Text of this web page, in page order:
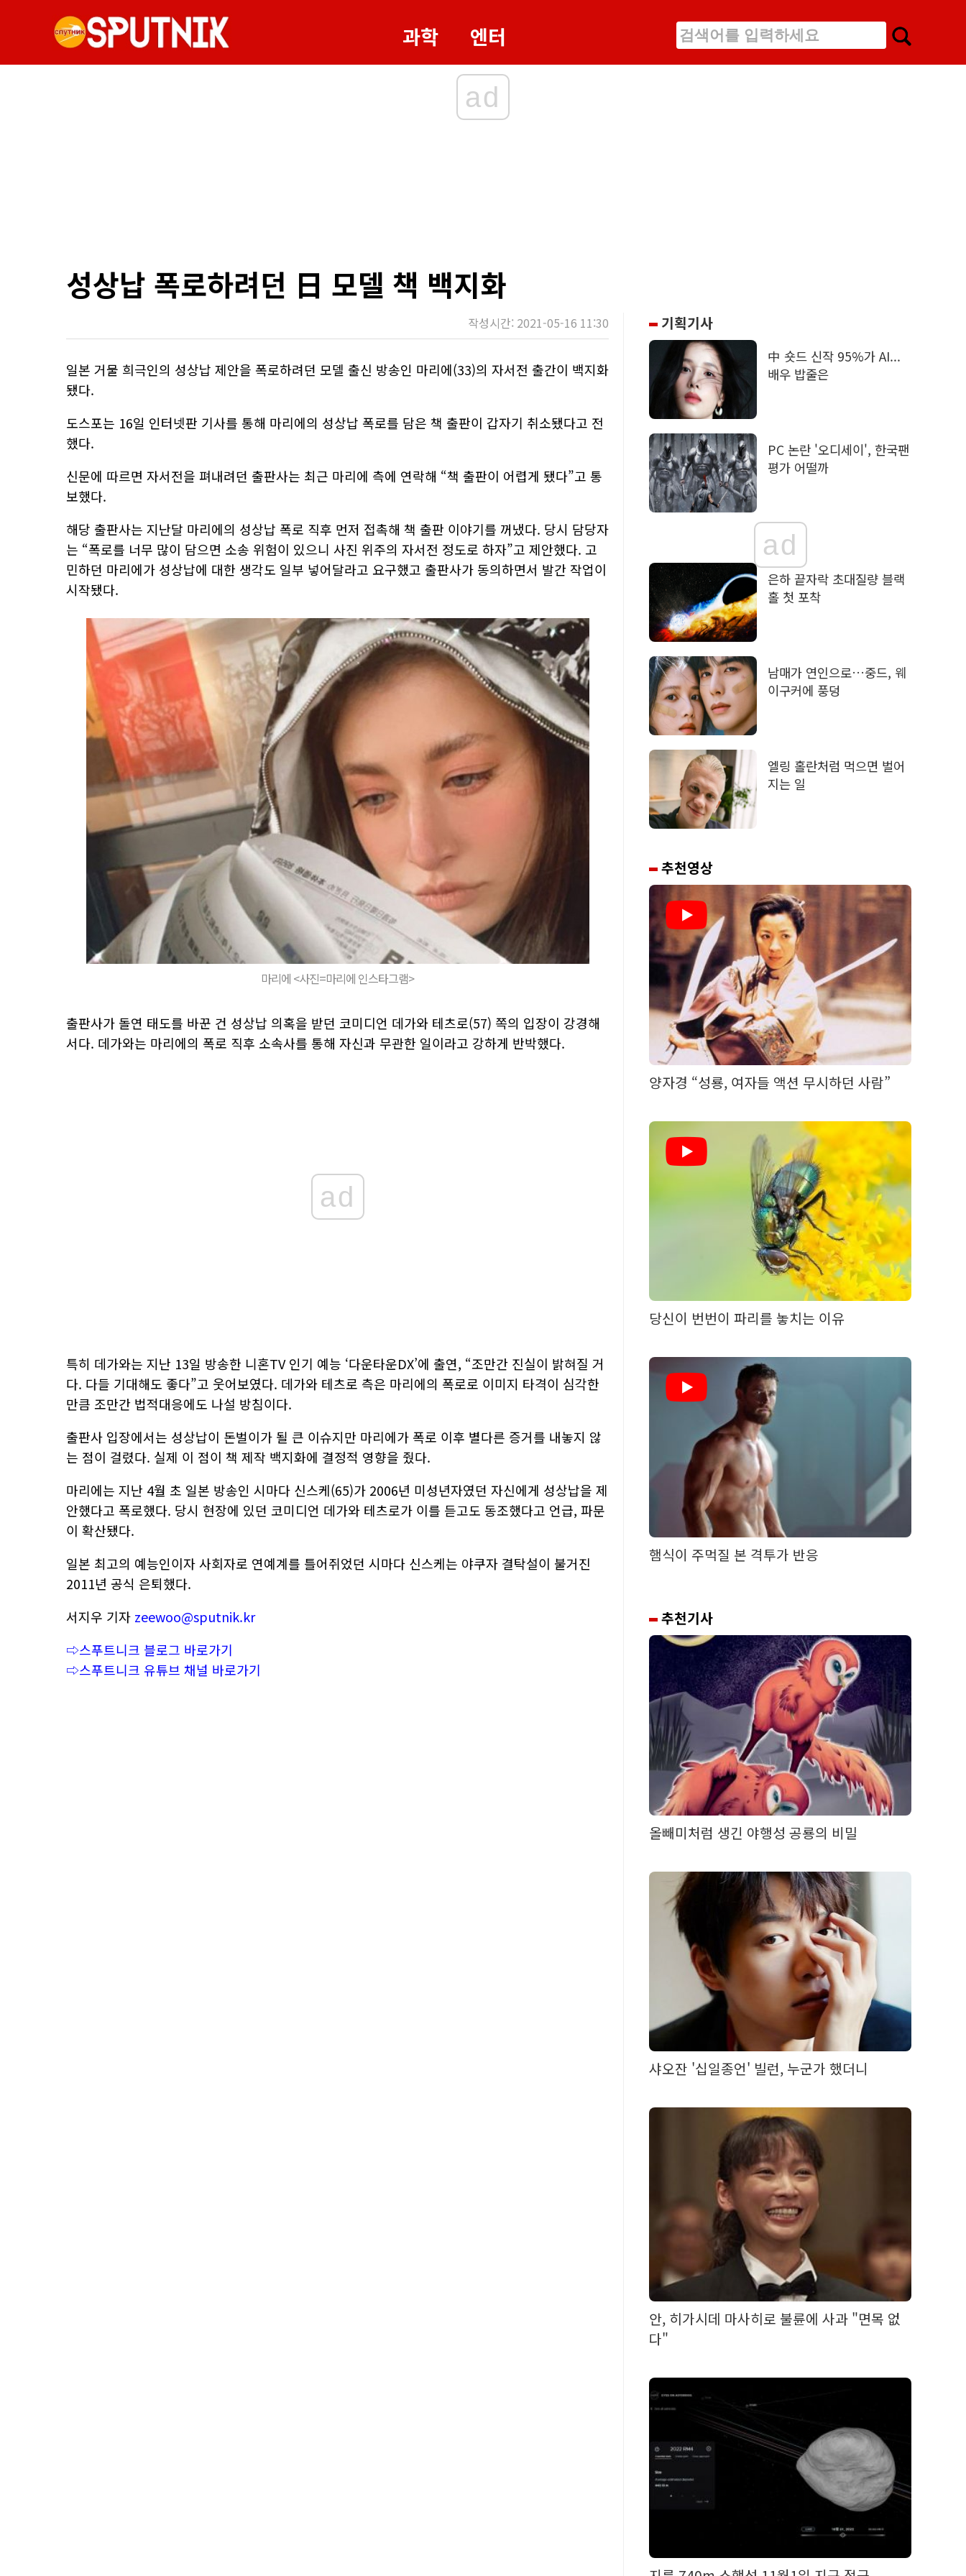
과학 엔터
ad
성상납 폭로하려던 日 모델 책 백지화
작성시간: 2021-05-16 11:30
일본 거물 희극인의 성상납 제안을 폭로하려던 모델 출신 방송인 마리에(33)의 자서전 출간이 백지화
됐다.
도스포는 16일 인터넷판 기사를 통해 마리에의 성상납 폭로를 담은 책 출판이 갑자기 취소됐다고 전
했다.
신문에 따르면 자서전을 펴내려던 출판사는 최근 마리에 측에 연락해 “책 출판이 어렵게 됐다”고 통
보했다.
해당 출판사는 지난달 마리에의 성상납 폭로 직후 먼저 접촉해 책 출판 이야기를 꺼냈다. 당시 담당자
는 “폭로를 너무 많이 담으면 소송 위험이 있으니 사진 위주의 자서전 정도로 하자”고 제안했다. 고
민하던 마리에가 성상납에 대한 생각도 일부 넣어달라고 요구했고 출판사가 동의하면서 발간 작업이
시작됐다.
마리에 <사진=마리에 인스타그램>
출판사가 돌연 태도를 바꾼 건 성상납 의혹을 받던 코미디언 데가와 테츠로(57) 쪽의 입장이 강경해
서다. 데가와는 마리에의 폭로 직후 소속사를 통해 자신과 무관한 일이라고 강하게 반박했다.
ad
특히 데가와는 지난 13일 방송한 니혼TV 인기 예능 ‘다운타운DX’에 출연, “조만간 진실이 밝혀질 거
다. 다들 기대해도 좋다”고 웃어보였다. 데가와 테츠로 측은 마리에의 폭로로 이미지 타격이 심각한
만큼 조만간 법적대응에도 나설 방침이다.
출판사 입장에서는 성상납이 돈벌이가 될 큰 이슈지만 마리에가 폭로 이후 별다른 증거를 내놓지 않
는 점이 걸렸다. 실제 이 점이 책 제작 백지화에 결정적 영향을 줬다.
마리에는 지난 4월 초 일본 방송인 시마다 신스케(65)가 2006년 미성년자였던 자신에게 성상납을 제
안했다고 폭로했다. 당시 현장에 있던 코미디언 데가와 테츠로가 이를 듣고도 동조했다고 언급, 파문
이 확산됐다.
일본 최고의 예능인이자 사회자로 연예계를 틀어쥐었던 시마다 신스케는 야쿠자 결탁설이 불거진
2011년 공식 은퇴했다.
서지우 기자 zeewoo@sputnik.kr
⇨스푸트니크 블로그 바로가기
⇨스푸트니크 유튜브 채널 바로가기
기획기사
中 숏드 신작 95%가 AI...
배우 밥줄은
PC 논란 '오디세이', 한국팬
평가 어떨까
ad
은하 끝자락 초대질량 블랙
홀 첫 포착
남매가 연인으로…중드, 웨
이구커에 풍덩
엘링 홀란처럼 먹으면 벌어
지는 일
추천영상
양자경 “성룡, 여자들 액션 무시하던 사람”
당신이 번번이 파리를 놓치는 이유
햄식이 주먹질 본 격투가 반응
추천기사
올빼미처럼 생긴 야행성 공룡의 비밀
샤오잔 '십일종언' 빌런, 누군가 했더니
안, 히가시데 마사히로 불륜에 사과 "면목 없
다"